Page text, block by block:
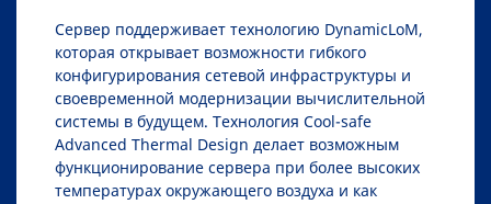
Сервер поддерживает технологию DynamicLoM,
которая открывает возможности гибкого
конфигурирования сетевой инфраструктуры и
своевременной модернизации вычислительной
системы в будущем. Технология Cool-safe
Advanced Thermal Design делает возможным
функционирование сервера при более высоких
температурах окружающего воздуха и как